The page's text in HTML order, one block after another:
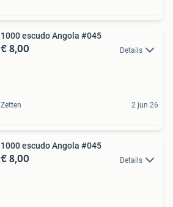
1000 escudo Angola #045
€ 8,00 Details
Zetten 2 jun 26
1000 escudo Angola #045
€ 8,00 Details